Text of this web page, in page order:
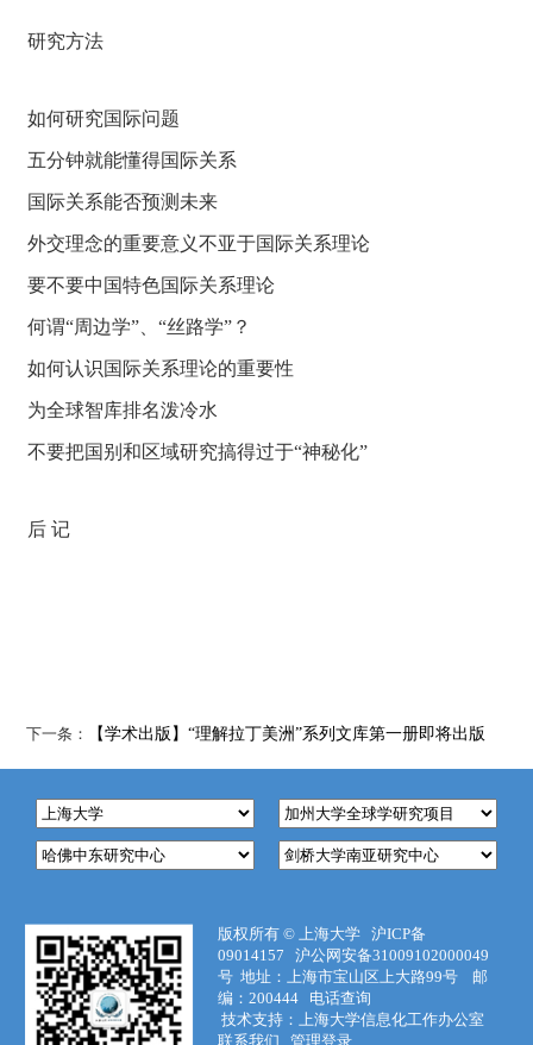
研究方法
如何研究国际问题
五分钟就能懂得国际关系
国际关系能否预测未来
外交理念的重要意义不亚于国际关系理论
要不要中国特色国际关系理论
何谓“周边学”、“丝路学”？
如何认识国际关系理论的重要性
为全球智库排名泼冷水
不要把国别和区域研究搞得过于“神秘化”
后 记
下一条： 【学术出版】“理解拉丁美洲”系列文库第一册即将出版
版权所有 © 上海大学
沪ICP备
09014157
沪公网安备31009102000049
号 地址：上海市宝山区上大路99号 邮
编：200444 电话查询
技术支持：上海大学信息化工作办公室
联系我们
管理登录